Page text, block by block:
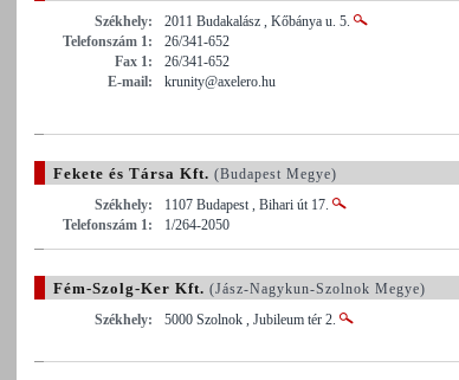
Székhely:
2011 Budakalász , Kőbánya u. 5.
Telefonszám 1:
26/341-652
Fax 1:
26/341-652
E-mail:
krunity@axelero.hu
Fekete és Társa Kft. (Budapest Megye)
Székhely:
1107 Budapest , Bihari út 17.
Telefonszám 1:
1/264-2050
Fém-Szolg-Ker Kft. (Jász-Nagykun-Szolnok Megye)
Székhely:
5000 Szolnok , Jubileum tér 2.